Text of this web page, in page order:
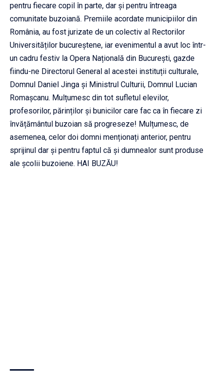
pentru fiecare copil în parte, dar și pentru întreaga
comunitate buzoiană. Premiile acordate municipiilor din
România, au fost jurizate de un colectiv al Rectorilor
Universităților bucureștene, iar evenimentul a avut loc într-
un cadru festiv la Opera Națională din București, gazde
fiindu-ne Directorul General al acestei instituții culturale,
Domnul Daniel Jinga și Ministrul Culturii, Domnul Lucian
Romașcanu. Mulțumesc din tot sufletul elevilor,
profesorilor, părinților și bunicilor care fac ca în fiecare zi
învățământul buzoian să progreseze! Mulțumesc, de
asemenea, celor doi domni menționați anterior, pentru
sprijinul dar și pentru faptul că și dumnealor sunt produse
ale școlii buzoiene. HAI BUZĂU!